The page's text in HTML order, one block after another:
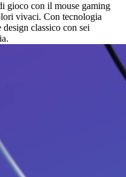
gioco con il mouse gaming
vivaci. Con tecnologia
classico con sei